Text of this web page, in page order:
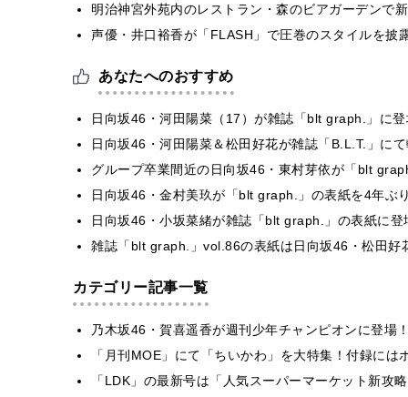
明治神宮外苑内のレストラン・森のビアガーデンで
声優・井口裕香が「FLASH」で圧巻のスタイルを
あなたへのおすすめ
日向坂46・河田陽菜（17）が雑誌「blt graph.」に
日向坂46・河田陽菜＆松田好花が雑誌「B.L.T.」に
グループ卒業間近の日向坂46・東村芽依が「blt
日向坂46・金村美玖が「blt graph.」の表紙を4年ぶ
日向坂46・小坂菜緒が雑誌「blt graph.」の表紙に
雑誌「blt graph.」vol.86の表紙は日向坂46・松田好
カテゴリー記事一覧
乃木坂46・賀喜遥香が週刊少年チャンピオンに登
「月刊MOE」にて「ちいかわ」を大特集！付録に
「LDK」の最新号は「人気スーパーマーケット新